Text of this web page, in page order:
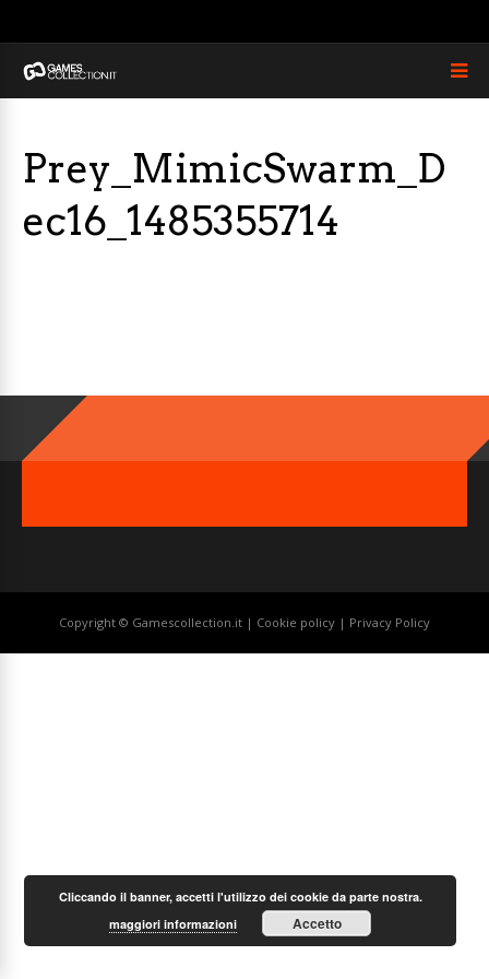
Prey_MimicSwarm_D
ec16_1485355714
Copyright © Gamescollection.it | Cookie policy | Privacy Policy
Cliccando il banner, accetti l'utilizzo dei cookie da parte nostra.
maggiori informazioni
Accetto